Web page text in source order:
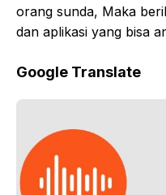
orang sunda, Maka
dan aplikasi yang bisa
Google Translate